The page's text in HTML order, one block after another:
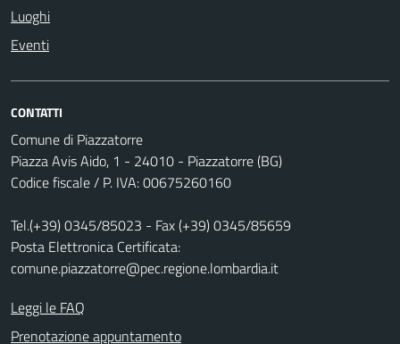
Luoghi
Eventi
CONTATTI
Comune di Piazzatorre
Piazza Avis Aido, 1 - 24010 - Piazzatorre (BG)
Codice fiscale / P. IVA: 00675260160
Tel.(+39) 0345/85023 - Fax (+39) 0345/85659
Posta Elettronica Certificata:
comune.piazzatorre@pec.regione.lombardia.it
Leggi le FAQ
Prenotazione appuntamento